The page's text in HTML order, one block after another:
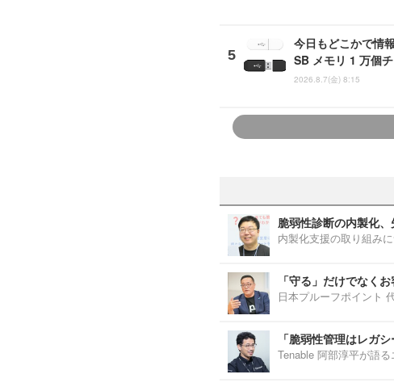
今日もどこかで情
SB メモリ 1 万個
2026.8.7(金) 8:15
脆弱性診断の内製化
内製化支援の取り組み
「守る」だけでなく
日本プルーフポイント
「脆弱性管理はレガ
Tenable 阿部淳平が語